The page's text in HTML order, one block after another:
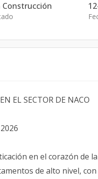
Construcción
EL SECTOR DE NACO
en el corazón de
de alto nivel,